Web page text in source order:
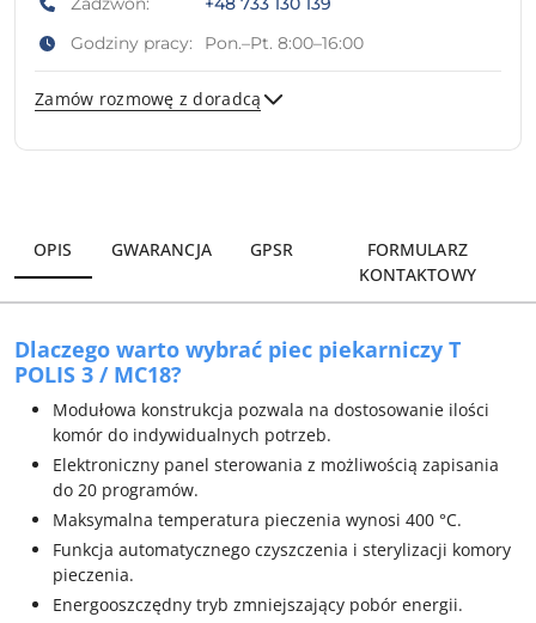
Godziny pracy:
Pon.–Pt. 8:00–16:00
Zamów rozmowę z doradcą
OPIS GWARANCJA GPSR
FORMULARZ
KONTAKTOWY
Dlaczego warto wybrać piec piekarniczy T
POLIS 3 / MC18?
Modułowa konstrukcja pozwala na dostosowanie ilości
komór do indywidualnych potrzeb.
Elektroniczny panel sterowania z możliwością zapisania
do 20 programów.
Maksymalna temperatura pieczenia wynosi 400 °C.
Funkcja automatycznego czyszczenia i sterylizacji komory
pieczenia.
Energooszczędny tryb zmniejszający pobór energii.